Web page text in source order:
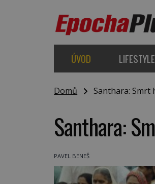
ÚVOD LIFESTYLE
Domů Santhara: Smrt
Santhara:
PAVEL BENEŠ